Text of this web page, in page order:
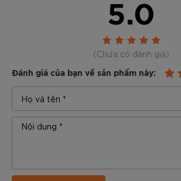
5.0
(Chưa có đánh giá)
Đánh giá của bạn về sản phẩm này: